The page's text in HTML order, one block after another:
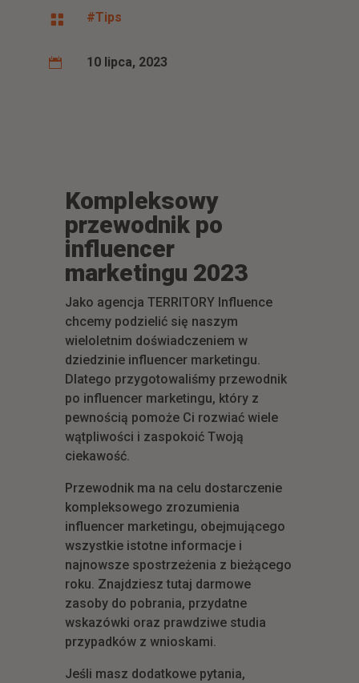
 #Tips
 10 lipca, 2023
Kompleksowy
przewodnik po
influencer
marketingu 2023
Jako agencja TERRITORY Influence
chcemy podzielić się naszym
wieloletnim doświadczeniem w
dziedzinie influencer marketingu.
Dlatego przygotowaliśmy przewodnik
po influencer marketingu, który z
pewnością pomoże Ci rozwiać wiele
wątpliwości i zaspokoić Twoją
ciekawość.
Przewodnik ma na celu dostarczenie
kompleksowego zrozumienia
influencer marketingu, obejmującego
wszystkie istotne informacje i
najnowsze spostrzeżenia z bieżącego
roku. Znajdziesz tutaj darmowe
zasoby do pobrania, przydatne
wskazówki oraz prawdziwe studia
przypadków z wnioskami.
Jeśli masz dodatkowe pytania,